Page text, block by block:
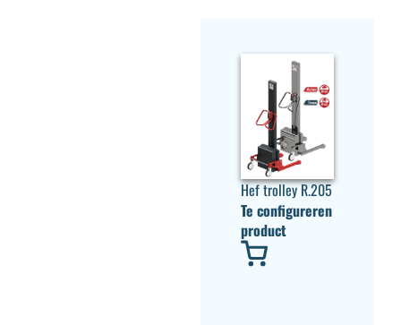
Hef trolley R.205
Te configureren
product